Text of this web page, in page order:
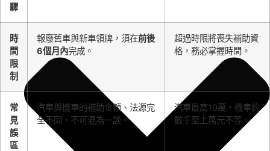
驟
時
間
限
制
報廢舊車與新車領牌，須在前後
6個月內完成。
超過時限將喪失補助資
格，務必掌握時間。
常
見
誤
區
汽車與機車的補助金額、法源完
全不同，不可混為一談。
汽車最高10萬，機車約
數千至上萬元不等。